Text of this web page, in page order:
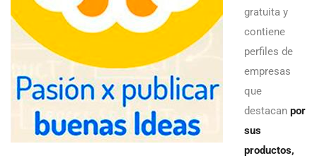
gratuita y
contiene
perfiles de
empresas
que
destacan por
sus
productos,